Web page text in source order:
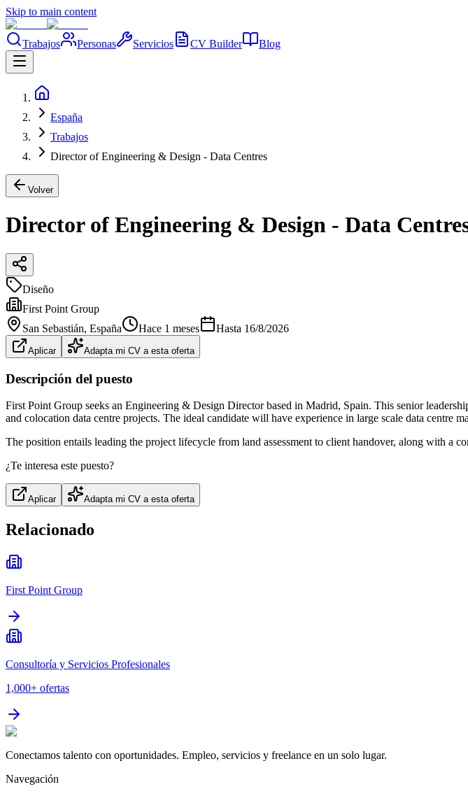
Skip to main content
Trabajos Personas Servicios CV Builder Blog
España
Trabajos
Director of Engineering & Design - Data Centres
Volver
Director of Engineering & Design - Data
Diseño
First Point Group
San Sebastián, España Hace 1 meses Hasta 16/8/2026
Aplicar Adapta mi CV a esta oferta
Descripción del puesto
First Point Group seeks an Engineering & Design Director based in Madrid, Spain. This senior
and colocation data centre projects. The ideal candidate will have experience in large scale data centre
The position entails leading the project lifecycle from land assessment to client handover, along with a
¿Te interesa este puesto?
Aplicar Adapta mi CV a esta oferta
Relacionado
First Point Group
Consultoría y Servicios Profesionales
1,000+ ofertas
Conectamos talento con oportunidades. Empleo, servicios y freelance en un solo lugar.
Navegación